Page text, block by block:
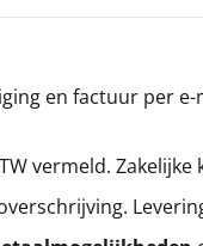
en factuur per
vermeld.